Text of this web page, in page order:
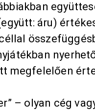
áru)
megfelelően
– olyan cég